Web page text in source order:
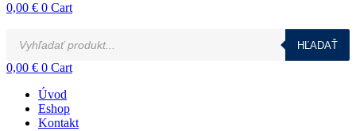
0,00 € 0 Cart
search
HĽADAŤ
0,00 € 0 Cart
Úvod
Eshop
Kontakt